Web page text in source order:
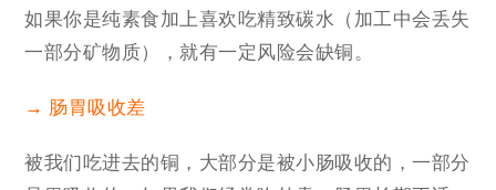
如果你是纯素食加上喜欢吃精致碳水（加工中会丢失
一部分矿物质），就有一定风险会缺铜。
→ 肠胃吸收差
被我们吃进去的铜，大部分是被小肠吸收的，一部分